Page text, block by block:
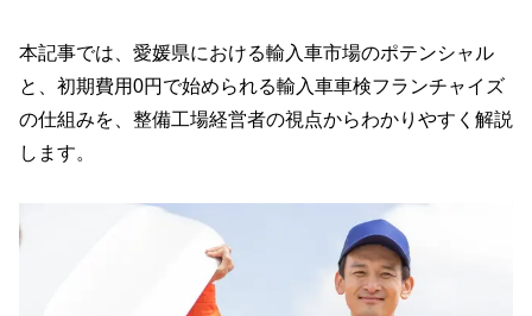
本記事では、愛媛県における輸入車市場のポテンシャル
と、初期費用0円で始められる輸入車車検フランチャイズ
の仕組みを、整備工場経営者の視点からわかりやすく解説
します。